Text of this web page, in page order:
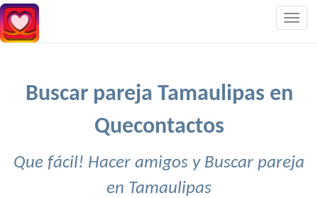
Buscar pareja Tamaulipas en
Quecontactos
Que fácil! Hacer amigos y Buscar pareja
en Tamaulipas